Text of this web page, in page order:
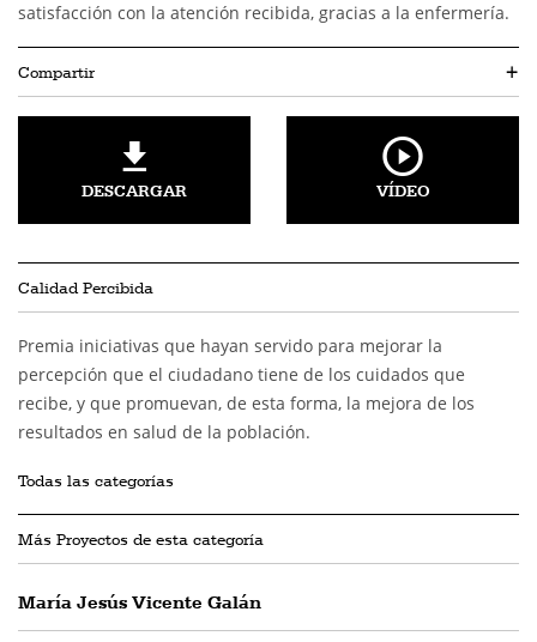
satisfacción con la atención recibida, gracias a la enfermería.
Compartir +
DESCARGAR VÍDEO
Calidad Percibida
Premia iniciativas que hayan servido para mejorar la
percepción que el ciudadano tiene de los cuidados que
recibe, y que promuevan, de esta forma, la mejora de los
resultados en salud de la población.
Todas las categorías
Más Proyectos de esta categoría
María Jesús Vicente Galán